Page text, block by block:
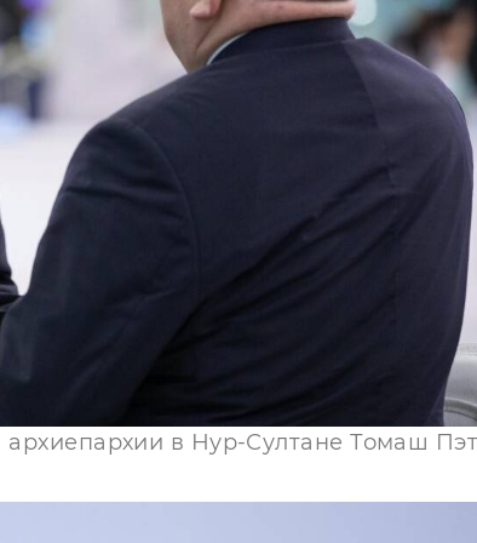
в Нур-Султане Томаш